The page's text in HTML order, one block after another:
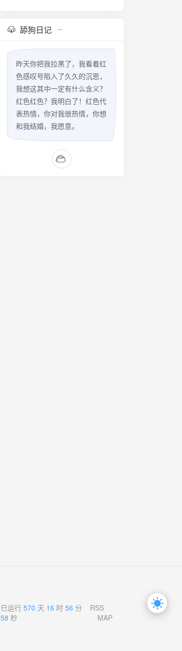
舔狗日记
昨天你把我拉黑了，我看着红
色感叹号陷入了久久的沉思，
我想这其中一定有什么含义？
红色红色？我明白了！红色代
表热情，你对我很热情，你想
和我结婚，我愿意。
已运行570 天 16 时56 分
59 秒
RSS
MAP